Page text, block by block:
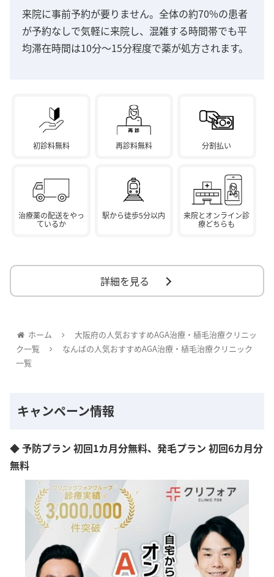
来院に事前予約が要りません。全体の約70%の患者
が予約なしで気軽に来院し、混雑する時間帯でも平
均滞在時間は10分～15分程度で薬が処方されます。
初診料無料 再診料無料 分割払い
治療薬の配送をやっ
ているか
駅から徒歩5分以内
来院とオンライン診
療どちらも
詳細を見る
ホーム
大阪府の人気おすすめAGA治療・植毛治療クリニッ
ク一覧
なんばの人気おすすめAGA治療・植毛治療クリニック
一覧
キャンペーン情報
◆ 予防プラン 初回1カ月分無料、発毛プラン 初回6カ月分
無料